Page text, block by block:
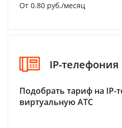
От 0.80 руб./месяц
IP-телефония
Подобрать тариф на IP-
виртуальную АТС